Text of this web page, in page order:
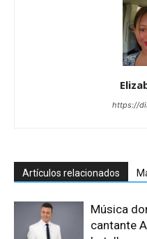
https://
Artículos relacionados
Música
cantante